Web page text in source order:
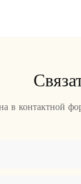
в контактной